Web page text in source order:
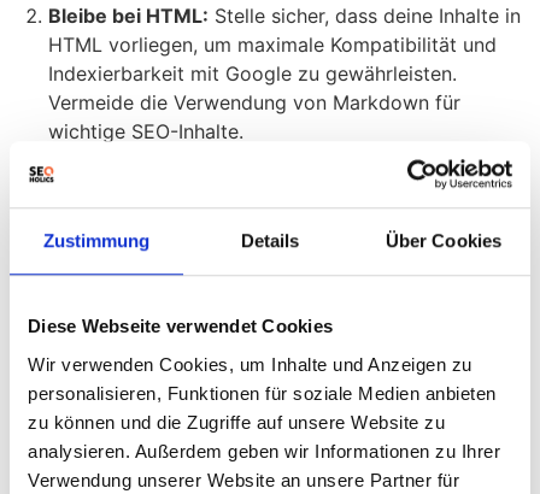
Zustimmung Details Über Cookies
Diese Webseite verwendet Cookies
Wir verwenden Cookies, um Inhalte und Anzeigen zu
personalisieren, Funktionen für soziale Medien anbieten
zu können und die Zugriffe auf unsere Website zu
analysieren. Außerdem geben wir Informationen zu Ihrer
Verwendung unserer Website an unsere Partner für
Bleibe bei HTML: Stelle sicher, dass deine Inhalte in
HTML vorliegen, um maximale Kompatibilität und
Indexierbarkeit mit Google zu gewährleisten.
Vermeide die Verwendung von Markdown für
wichtige SEO-Inhalte.
Die Wahl der
Struktur für internationale Seiten (z.B. Subordner) ist
Priorisiere eine klare Struktur für das Tracking und
die Analyse.
in der Google Bildersuche und analysiere, wie sich
dies auf die Sichtbarkeit deiner Bilder auswirkt.
Möglicherweise ist eine Anpassung der
Gebotsstrategien erforderlich.
Teste Microsoft Product Explorer:Wenn du
Microsoft Advertising nutzt, teste das neue Product